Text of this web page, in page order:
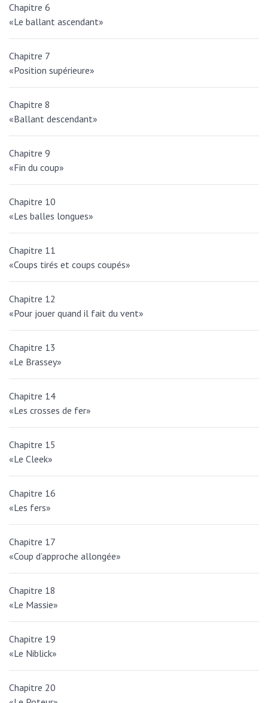
Chapitre 6
«Le ballant ascendant»
Chapitre 7
«Position supérieure»
Chapitre 8
«Ballant descendant»
Chapitre 9
«Fin du coup»
Chapitre 10
«Les balles longues»
Chapitre 11
«Coups tirés et coups coupés»
Chapitre 12
«Pour jouer quand il fait du vent»
Chapitre 13
«Le Brassey»
Chapitre 14
«Les crosses de fer»
Chapitre 15
«Le Cleek»
Chapitre 16
«Les fers»
Chapitre 17
«Coup d’approche allongée»
Chapitre 18
«Le Massie»
Chapitre 19
«Le Niblick»
Chapitre 20